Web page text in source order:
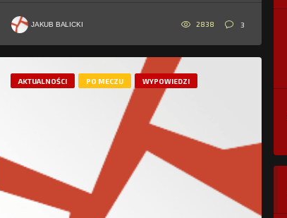
JAKUB BALICKI 2838 3
AKTUALNOŚCI PO MECZU WYPOWIEDZI